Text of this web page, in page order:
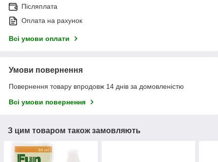
Післяплата
Оплата на рахунок
Всі умови оплати
Умови повернення
Повернення товару впродовж 14 днів за домовленістю
Всі умови повернення
З цим товаром також замовляють